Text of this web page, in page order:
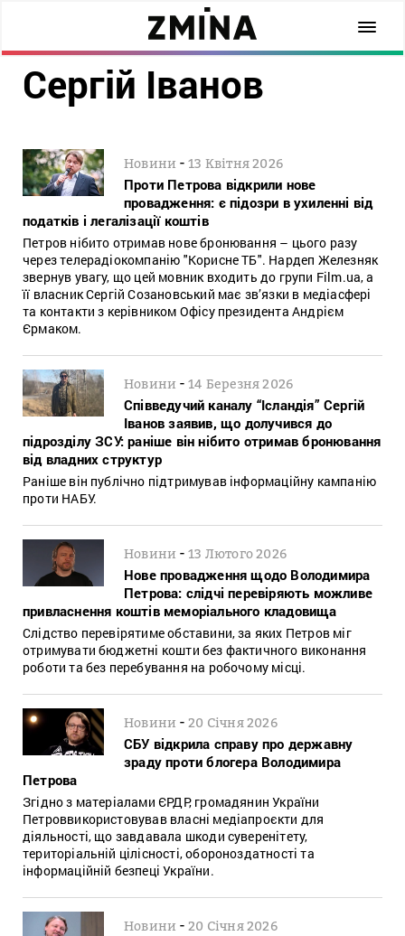
Сергій Іванов
Новини -13 Квітня 2026
Проти Петрова відкрили нове
провадження: є підозри в ухиленні від
податків і легалізації коштів
Петров нібито отримав нове бронювання – цього разу
через телерадіокомпанію "Корисне ТБ". Нардеп Железняк
звернув увагу, що цей мовник входить до групи Film.ua, а
її власник Сергій Созановський має зв’язки в медіасфері
та контакти з керівником Офісу президента Андрієм
Єрмаком.
Новини -14 Березня 2026
Співведучий каналу “Ісландія” Сергій
Іванов заявив, що долучився до
підрозділу ЗСУ: раніше він нібито отримав бронювання
від владних структур
Раніше він публічно підтримував інформаційну кампанію
проти НАБУ.
Новини -13 Лютого 2026
Нове провадження щодо Володимира
Петрова: слідчі перевіряють можливе
привласнення коштів меморіального кладовища
Слідство перевірятиме обставини, за яких Петров міг
отримувати бюджетні кошти без фактичного виконання
роботи та без перебування на робочому місці.
Новини -20 Січня 2026
СБУ відкрила справу про державну
зраду проти блогера Володимира
Петрова
Згідно з матеріалами ЄРДР, громадянин України
Петроввикористовував власні медіапроєкти для
діяльності, що завдавала шкоди суверенітету,
територіальній цілісності, обороноздатності та
інформаційній безпеці України.
Новини -20 Січня 2026